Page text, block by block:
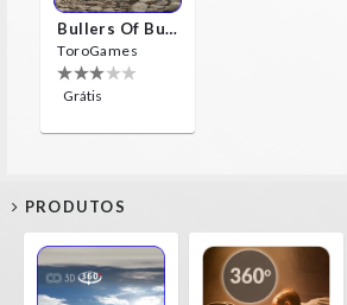
Bullers Of Buchan Aberdeen
ToroGames
Grátis
PRODUTOS